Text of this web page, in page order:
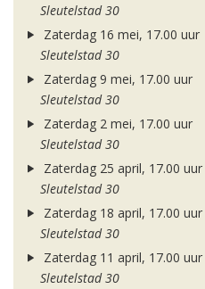
Sleutelstad 30
Zaterdag 16 mei, 17.00 uur
Sleutelstad 30
Zaterdag 9 mei, 17.00 uur
Sleutelstad 30
Zaterdag 2 mei, 17.00 uur
Sleutelstad 30
Zaterdag 25 april, 17.00 uur
Sleutelstad 30
Zaterdag 18 april, 17.00 uur
Sleutelstad 30
Zaterdag 11 april, 17.00 uur
Sleutelstad 30